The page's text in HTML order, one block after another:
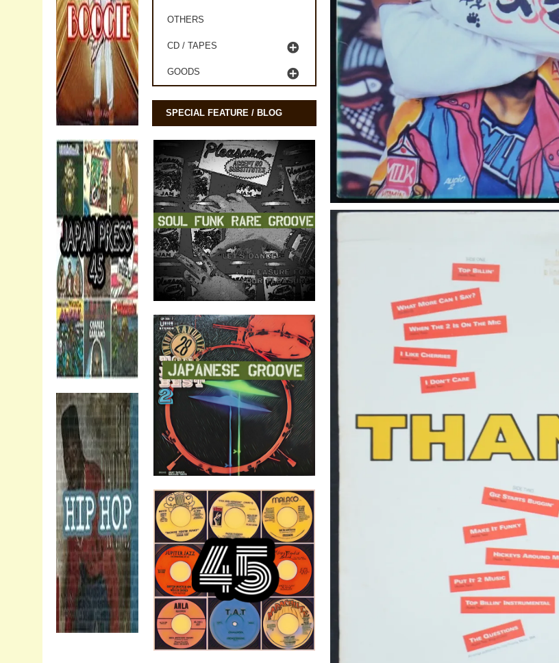
OTHERS
CD / TAPES
GOODS
SPECIAL FEATURE / BLOG